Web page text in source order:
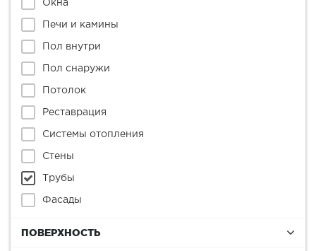
Окна
Печи и камины
Пол внутри
Пол снаружи
Потолок
Реставрация
Системы отопления
Стены
Трубы
Фасады
ПОВЕРХНОСТЬ